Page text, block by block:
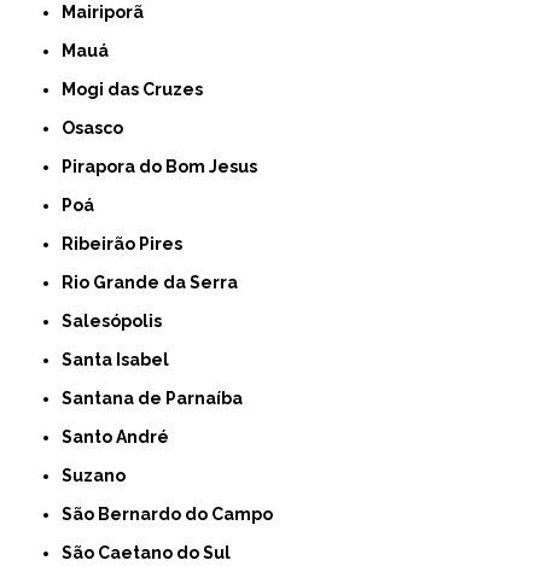
Mairiporã
Mauá
Mogi das Cruzes
Osasco
Pirapora do Bom Jesus
Poá
Ribeirão Pires
Rio Grande da Serra
Salesópolis
Santa Isabel
Santana de Parnaíba
Santo André
Suzano
São Bernardo do Campo
São Caetano do Sul